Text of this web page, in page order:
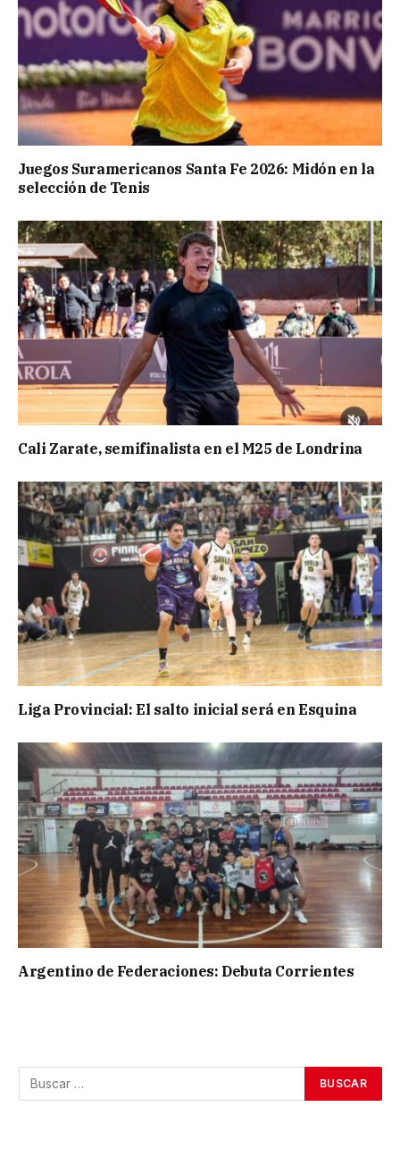
Juegos Suramericanos Santa Fe 2026: Midón en la
selección de Tenis
Cali Zarate, semifinalista en el M25 de Londrina
Liga Provincial: El salto inicial será en Esquina
Argentino de Federaciones: Debuta Corrientes